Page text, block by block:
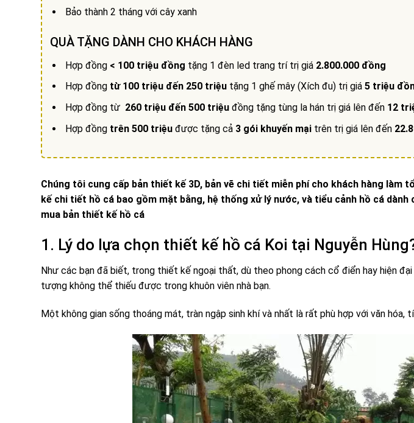
Bảo thành 2 tháng với cây xanh
QUÀ TẶNG DÀNH CHO KHÁCH HÀNG
Hợp đồng < 100 triệu đồng tặng 1 đèn led trang trí trị giá 2.800.000 đồng
Hợp đồng từ 100 triệu đến 250 triệutặng 1 ghế mây (Xích đu) trị giá 5 triệu
Hợp đồng từ 260 triệu đến 500 triệuđồng tặng tùng la hán trị giá lên đến 12
Hợp đồng trên 500 triệuđược tặng cả 3 gói khuyến mạitrên trị giá lên đến
Chúng tôi cung cấp bản thiết kế 3D, bản vẽ chi tiết miễn phí cho khách hàng làm
kế chi tiết hồ cá bao gồm mặt bằng, hệ thống xử lý nước, và tiểu cảnh hồ cá dành
mua bản thiết kế hồ cá
1. Lý do lựa chọn thiết kế hồ cá Koi tại Nguyễn
Như các bạn đã biết, trong thiết kế ngoại thất, dù theo phong cách cổ điển hay hiện
tượng không thể thiếu được trong khuôn viên nhà bạn.
Một không gian sống thoáng mát, tràn ngập sinh khí và nhất là rất phù hợp với văn hóa,